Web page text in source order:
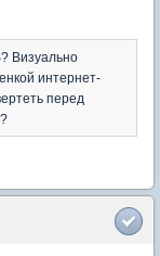
Визуально
интернет-
перед